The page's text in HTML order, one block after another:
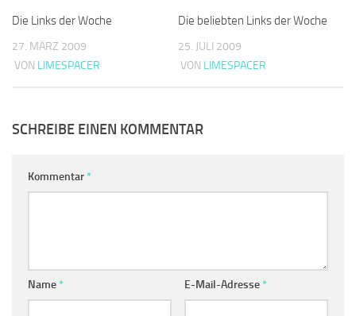
Die Links der Woche
27. MÄRZ 2009
VON LIMESPACER
Die beliebten Links der Woche
25. JULI 2009
VON LIMESPACER
SCHREIBE EINEN KOMMENTAR
Kommentar*
Name* E-Mail-Adresse*